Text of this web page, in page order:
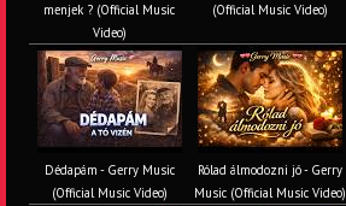
menjek ? (Official Music
Video)
(Official Music Video)
Dédapám - Gerry Music
(Official Music Video)
Rólad álmodozni jó - Gerry
Music (Official Music Video)